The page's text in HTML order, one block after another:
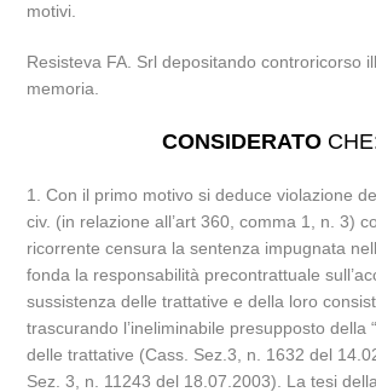
motivi.
Resisteva FA. Srl depositando controricorso
memoria.
CONSIDERATO
1. Con il primo motivo si deduce violazione
civ. (in relazione all’art 360, comma 1, n. 3)
ricorrente censura la sentenza impugnata
fonda la responsabilità precontrattuale
sussistenza delle trattative e della loro
trascurando l’ineliminabile presupposto della
delle trattative (Cass. Sez.3, n. 1632 del
Sez. 3, n. 11243 del 18.07.2003). La tesi